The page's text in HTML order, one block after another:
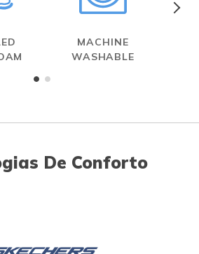
MACHINE
WASHABLE
De Conforto